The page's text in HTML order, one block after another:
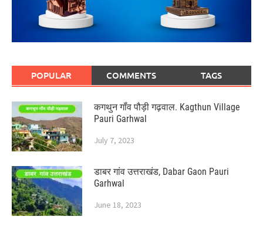
POPULAR COMMENTS TAGS
कगथुन गॉंव पौड़ी गढ़वाल. Kagthun Village
Pauri Garhwal
July 7, 2023
डाबर गांव उत्तराखंड, Dabar Gaon Pauri
Garhwal
June 18, 2023